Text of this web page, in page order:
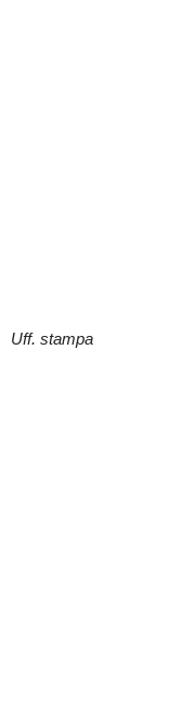
Uff. stampa